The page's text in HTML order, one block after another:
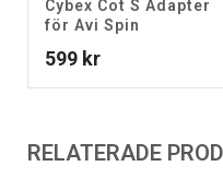
Cybex Cot S Adapter
för Avi Spin
599 kr
RELATERADE